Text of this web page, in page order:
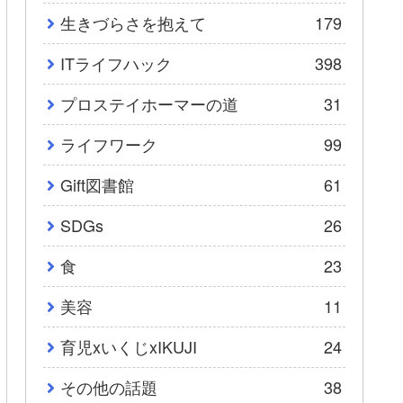
生きづらさを抱えて
179
ITライフハック
398
プロステイホーマーの道
31
ライフワーク
99
Gift図書館
61
SDGs
26
食
23
美容
11
育児xいくじxIKUJI
24
その他の話題
38